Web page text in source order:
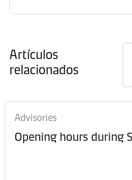
Artículos
relacionados
Advisories